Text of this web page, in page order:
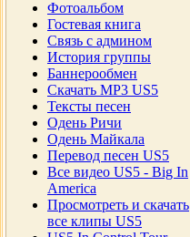
Фотоальбом
Гостевая книга
Cвязь с админом
История группы
Баннерообмен
Скачать MP3 US5
Тексты песен
Одень Ричи
Одень Майкала
Перевод песен US5
Все видео US5 - Big In
America
Просмотреть и скачать
все клипы US5